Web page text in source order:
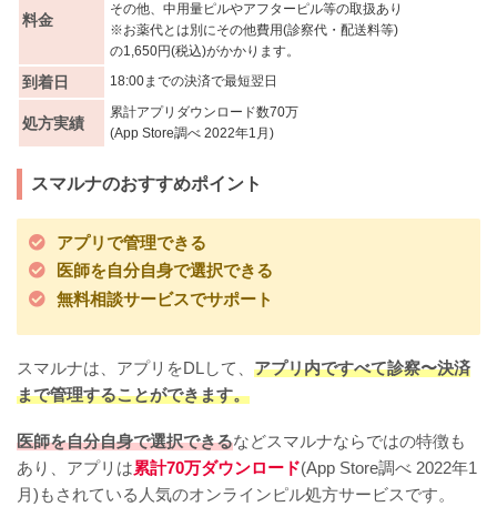
料金
その他、中用量ピルやアフターピル等の取扱あり
※お薬代とは別にその他費用(診察代・配送料等)
の1,650円(税込)がかかります。
到着日 18:00までの決済で最短翌日
処方実績
累計アプリダウンロード数70万
(App Store調べ 2022年1月)
スマルナのおすすめポイント
アプリで管理できる
医師を自分自身で選択できる
無料相談サービスでサポート
スマルナは、アプリをDLして、 アプリ内ですべて診察〜決済
まで管理することができます。
医師を自分自身で選択できるなどスマルナならではの特徴も
あり、アプリは累計70万ダウンロード(App Store調べ 2022年1
月)もされている人気のオンラインピル処方サービスです。